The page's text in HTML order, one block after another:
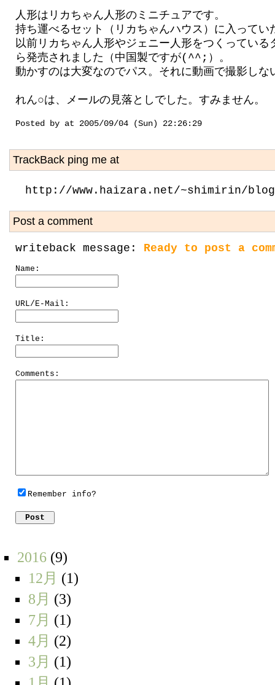
人形はリカちゃん人形のミニチュアです。
持ち運べるセット（リカちゃんハウス）に入ってい
以前リカちゃん人形やジェニー人形をつくっている
ら発売されました（中国製ですが(^^;）。
動かすのは大変なのでパス。それに動画で撮影しな
れん○は、メールの見落としでした。すみません。
Posted by at 2005/09/04 (Sun) 22:26:29
TrackBack ping me at
http://www.haizara.net/~shimirin/
Post a comment
writeback message: Ready to post a
Name:
URL/E-Mail:
Title:
Comments:
Remember info?
2016 (9)
12月 (1)
8月 (3)
7月 (1)
4月 (2)
3月 (1)